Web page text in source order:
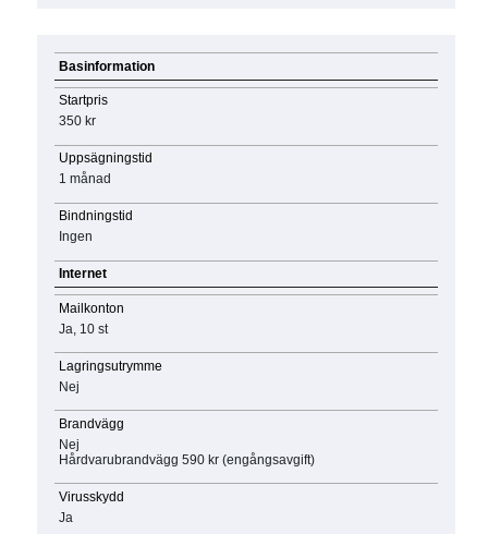
Basinformation
Startpris
350 kr
Uppsägningstid
1 månad
Bindningstid
Ingen
Internet
Mailkonton
Ja, 10 st
Lagringsutrymme
Nej
Brandvägg
Nej
Hårdvarubrandvägg 590 kr (engångsavgift)
Virusskydd
Ja